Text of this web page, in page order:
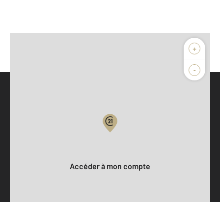
+
-
Accéder à mon compte